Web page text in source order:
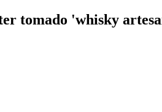
tomado 'whisky